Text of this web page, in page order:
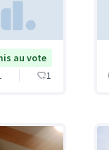
au vote
1